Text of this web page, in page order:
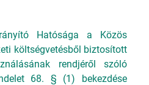
Hatósága a Közös
költségvetésből biztosított
rendjéről szóló
68. § (1) bekezdése